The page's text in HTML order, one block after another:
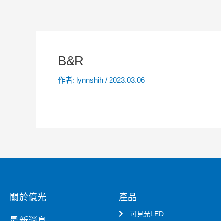
B&R
作者: lynnshih / 2023.03.06
關於億光 產品
可見光LED